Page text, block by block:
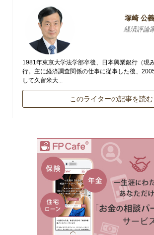
塚崎 公義
経済評論
1981年東京大学法学部卒後、日本興業銀行（現
行。主に経済調査関係の仕事に従事した後、
して久留米大...
このライターの記事を読む